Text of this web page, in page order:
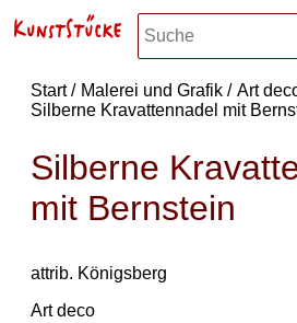
Start Malerei und Grafik
Art
Silberne Kravattennadel mit
Silberne
mit Bernstein
attrib. Königsberg
Art deco